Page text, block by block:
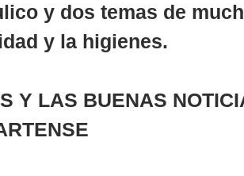
y dos temas de
y la higienes.
Y LAS BUENAS